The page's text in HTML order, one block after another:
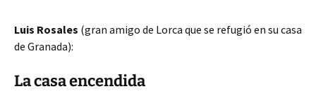
Luis Rosales (gran amigo de Lorca que se refugió en su casa
de Granada):
La casa encendida